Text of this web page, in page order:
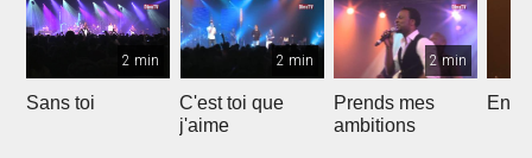
2 min
Sans toi
2 min
C'est toi que
j'aime
2 min
Prends mes
ambitions